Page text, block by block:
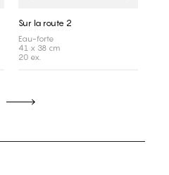
Sur la route 2
Eau-forte
41 x 38 cm
20 ex.